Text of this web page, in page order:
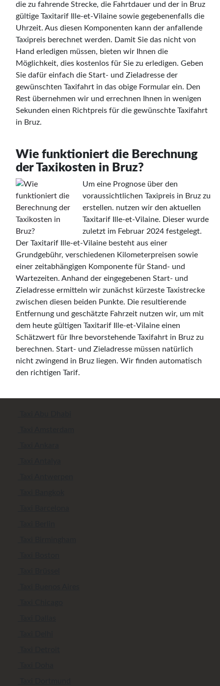
die zu fahrende Strecke, die Fahrtdauer und der in Bruz
gültige Taxitarif Ille-et-Vilaine sowie gegebenenfalls die
Uhrzeit. Aus diesen Komponenten kann der anfallende
Taxipreis berechnet werden. Damit Sie das nicht von
Hand erledigen müssen, bieten wir Ihnen die
Möglichkeit, dies kostenlos für Sie zu erledigen. Geben
Sie dafür einfach die Start- und Zieladresse der
gewünschten Taxifahrt in das obige Formular ein. Den
Rest übernehmen wir und errechnen Ihnen in wenigen
Sekunden einen Richtpreis für die gewünschte Taxifahrt
in Bruz.
Wie funktioniert die Berechnung
der Taxikosten in Bruz?
Um eine Prognose über den
voraussichtlichen Taxipreis in Bruz zu
erstellen. nutzen wir den aktuellen
Taxitarif Ille-et-Vilaine. Dieser wurde
zuletzt im Februar 2024 festgelegt.
Der Taxitarif Ille-et-Vilaine besteht aus einer
Grundgebühr, verschiedenen Kilometerpreisen sowie
einer zeitabhängigen Komponente für Stand- und
Wartezeiten. Anhand der eingegebenen Start- und
Zieladresse ermitteln wir zunächst kürzeste Taxistrecke
zwischen diesen beiden Punkte. Die resultierende
Entfernung und geschätzte Fahrzeit nutzen wir, um mit
dem heute gültigen Taxitarif Ille-et-Vilaine einen
Schätzwert für Ihre bevorstehende Taxifahrt in Bruz zu
berechnen. Start- und Zieladresse müssen natürlich
nicht zwingend in Bruz liegen. Wir finden automatisch
den richtigen Tarif.